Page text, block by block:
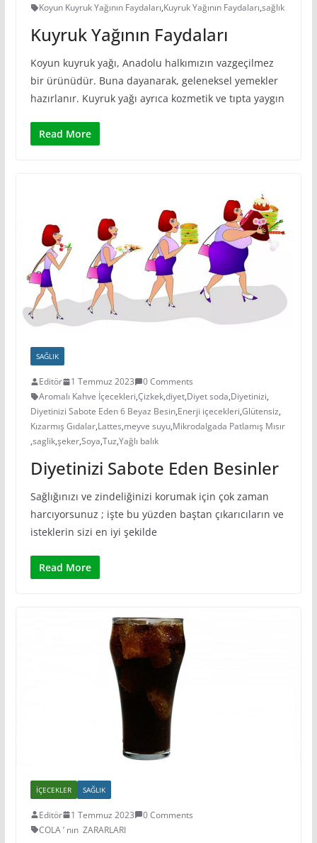
Koyun Kuyruk Yağının Faydaları,Kuyruk Yağının Faydaları,sağlık
Kuyruk Yağının Faydaları
Koyun kuyruk yağı, Anadolu halkımızın vazgeçilmez
bir ürünüdür. Buna dayanarak, geleneksel yemekler
hazırlanır. Kuyruk yağı ayrıca kozmetik ve tıpta yaygın
Read More
SAĞLIK
Editör 1 Temmuz 2023
0 Comments
Aromalı Kahve İçecekleri,Çizkek,diyet,Diyet soda,Diyetinizi,
Diyetinizi Sabote Eden 6 Beyaz Besin,Enerji içecekleri,Glütensiz,
Kızarmış Gıdalar,Lattes,meyve suyu,Mikrodalgada Patlamış Mısır
,saglik,şeker,Soya,Tuz,Yağlı balık
Diyetinizi Sabote Eden Besinler
Sağlığınızı ve zindeliğinizi korumak için çok zaman
harcıyorsunuz ; işte bu yüzden baştan çıkarıcıların ve
isteklerin sizi en iyi şekilde
Read More
İÇECEKLER SAĞLIK
Editör 1 Temmuz 2023
0 Comments
COLA ’ nın ZARARLARI